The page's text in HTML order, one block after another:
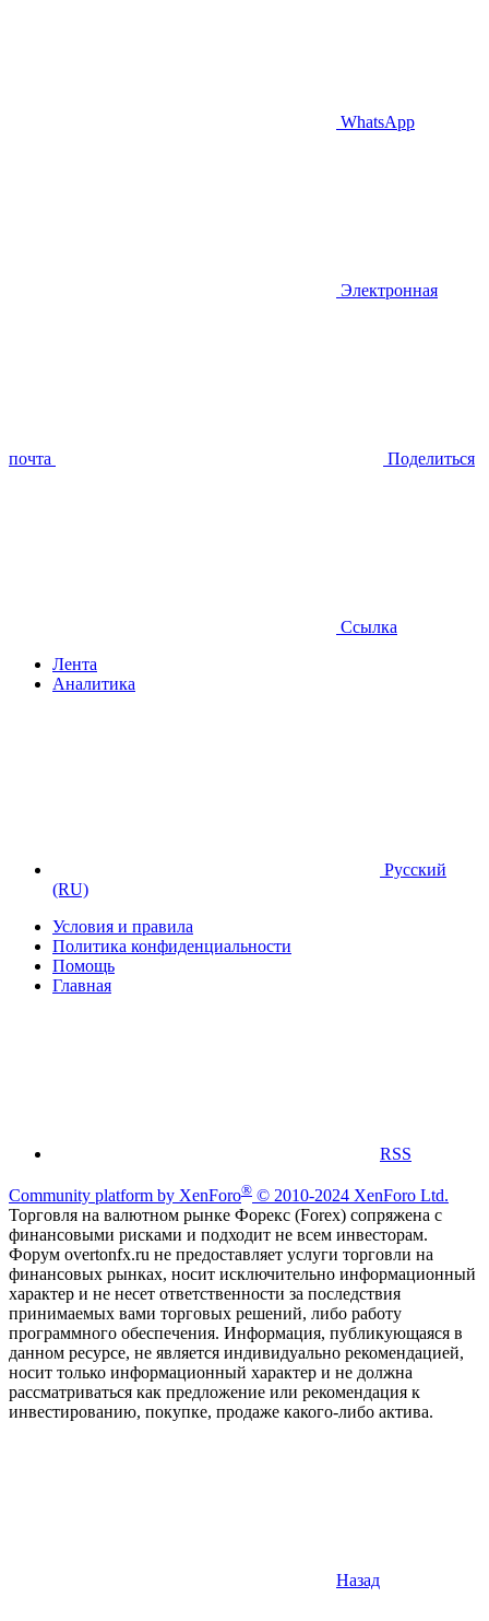
WhatsApp
Электронная
почта Поделиться
Ссылка
Лента
Аналитика
Русский
(RU)
Условия и правила
Политика конфиденциальности
Помощь
Главная
RSS
Community platform by XenForo® © 2010-2024 XenForo Ltd.
Торговля на валютном рынке Форекс (Forex) сопряжена с
финансовыми рисками и подходит не всем инвесторам.
Форум overtonfx.ru не предоставляет услуги торговли на
финансовых рынках, носит исключительно информационный
характер и не несет ответственности за последствия
принимаемых вами торговых решений, либо работу
программного обеспечения. Информация, публикующаяся в
данном ресурсе, не является индивидуально рекомендацией,
носит только информационный характер и не должна
рассматриваться как предложение или рекомендация к
инвестированию, покупке, продаже какого-либо актива.
Назад